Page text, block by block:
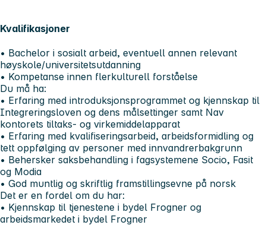
Kvalifikasjoner
• Bachelor i sosialt arbeid, eventuell annen relevant
høyskole/universitetsutdanning
• Kompetanse innen flerkulturell forståelse
Du må ha:
• Erfaring med introduksjonsprogrammet og kjennskap til
Integreringsloven og dens målsettinger samt Nav
kontorets tiltaks- og virkemiddelapparat
• Erfaring med kvalifiseringsarbeid, arbeidsformidling og
tett oppfølging av personer med innvandrerbakgrunn
• Behersker saksbehandling i fagsystemene Socio, Fasit
og Modia
• God muntlig og skriftlig framstillingsevne på norsk
Det er en fordel om du har:
• Kjennskap til tjenestene i bydel Frogner og
arbeidsmarkedet i bydel Frogner